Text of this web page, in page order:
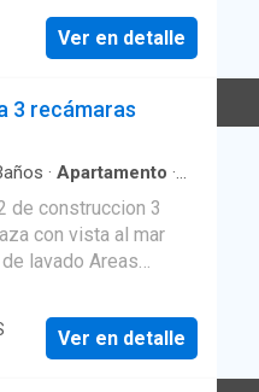
horas con circuito
Ver en detalle
3 recámaras
· Apartamento ·
·Cocina integral
·Elevador·
·Jacuzzi·Jardín
de construccion 3
lavado Areas
salón de juegos para
24 horas. URL:
Ver en detalle